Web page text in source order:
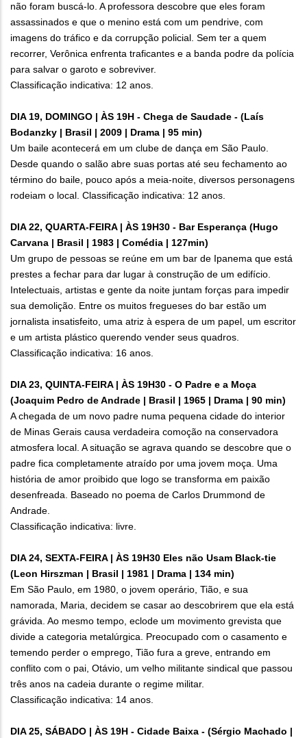
não foram buscá-lo. A professora descobre que eles foram
assassinados e que o menino está com um pendrive, com
imagens do tráfico e da corrupção policial. Sem ter a quem
recorrer, Verônica enfrenta traficantes e a banda podre da polícia
para salvar o garoto e sobreviver.
Classificação indicativa: 12 anos.
DIA 19, DOMINGO | ÀS 19H - Chega de Saudade - (Laís
Bodanzky | Brasil | 2009 | Drama | 95 min)
Um baile acontecerá em um clube de dança em São Paulo.
Desde quando o salão abre suas portas até seu fechamento ao
término do baile, pouco após a meia-noite, diversos personagens
rodeiam o local. Classificação indicativa: 12 anos.
DIA 22, QUARTA-FEIRA | ÀS 19H30 - Bar Esperança (Hugo
Carvana | Brasil | 1983 | Comédia | 127min)
Um grupo de pessoas se reúne em um bar de Ipanema que está
prestes a fechar para dar lugar à construção de um edifício.
Intelectuais, artistas e gente da noite juntam forças para impedir
sua demolição. Entre os muitos fregueses do bar estão um
jornalista insatisfeito, uma atriz à espera de um papel, um escritor
e um artista plástico querendo vender seus quadros.
Classificação indicativa: 16 anos.
DIA 23, QUINTA-FEIRA | ÀS 19H30 - O Padre e a Moça
(Joaquim Pedro de Andrade | Brasil | 1965 | Drama | 90 min)
A chegada de um novo padre numa pequena cidade do interior
de Minas Gerais causa verdadeira comoção na conservadora
atmosfera local. A situação se agrava quando se descobre que o
padre fica completamente atraído por uma jovem moça. Uma
história de amor proibido que logo se transforma em paixão
desenfreada. Baseado no poema de Carlos Drummond de
Andrade.
Classificação indicativa: livre.
DIA 24, SEXTA-FEIRA | ÀS 19H30 Eles não Usam Black-tie
(Leon Hirszman | Brasil | 1981 | Drama | 134 min)
Em São Paulo, em 1980, o jovem operário, Tião, e sua
namorada, Maria, decidem se casar ao descobrirem que ela está
grávida. Ao mesmo tempo, eclode um movimento grevista que
divide a categoria metalúrgica. Preocupado com o casamento e
temendo perder o emprego, Tião fura a greve, entrando em
conflito com o pai, Otávio, um velho militante sindical que passou
três anos na cadeia durante o regime militar.
Classificação indicativa: 14 anos.
DIA 25, SÁBADO | ÀS 19H - Cidade Baixa - (Sérgio Machado |